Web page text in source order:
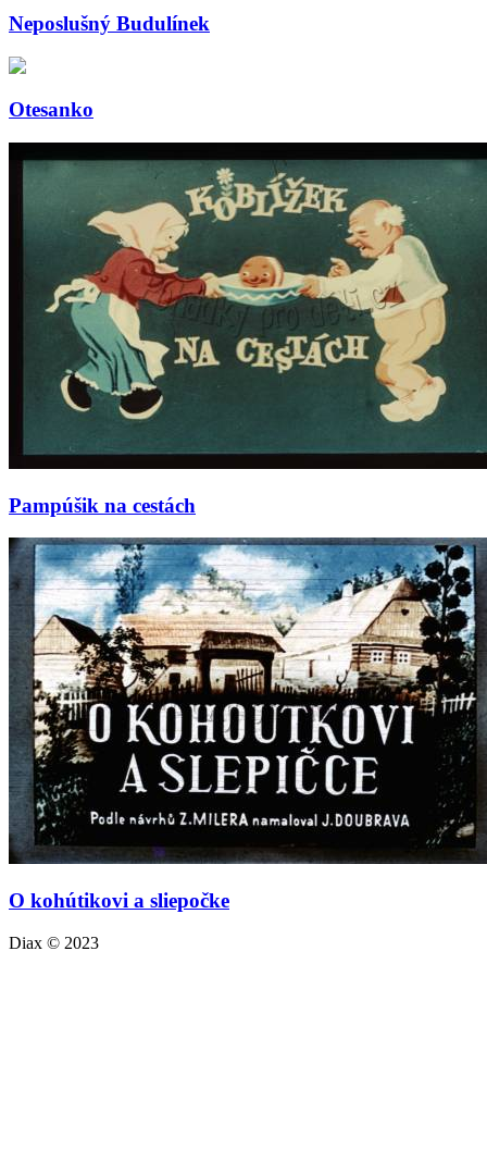
Neposlušný Budulínek
Otesanko
Pampúšik na cestách
O kohútikovi a sliepočke
Diax © 2023